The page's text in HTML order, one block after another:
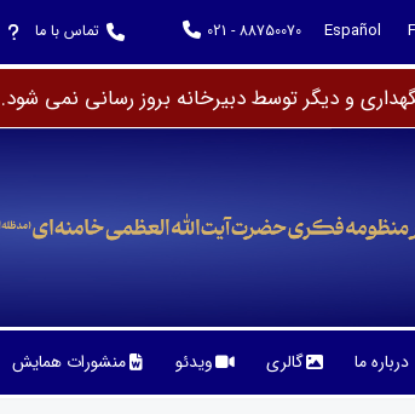
Español
021 - 88750070 تماس با ما
و دیگر توسط دبیرخانه بروز رسانی نمی شود.
درباره ما گالری ویدئو منشورات همایش